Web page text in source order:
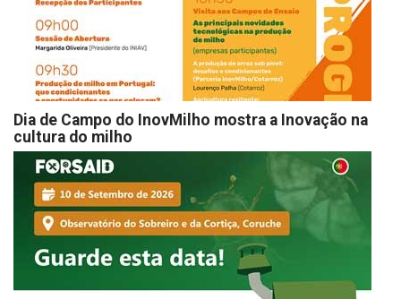
Dia de Campo do InovMilho mostra a Inovação na
cultura do milho